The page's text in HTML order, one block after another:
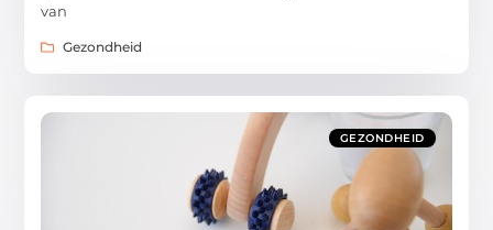
van
Gezondheid
GEZONDHEID